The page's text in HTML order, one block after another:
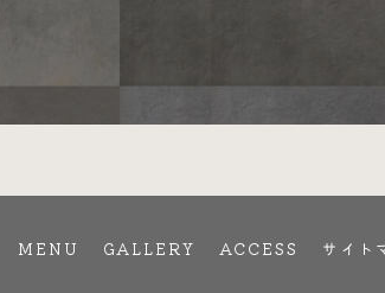
MENU GALLERY ACCESS サイト